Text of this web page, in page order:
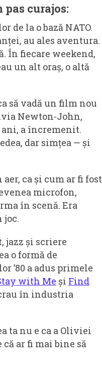
curajos:
de la o bază NATO.
au ales aventura.
În fiecare weekend,
un alt oraș, o altă
să vadă un film nou
Newton-John,
ani, a încremenit.
dar simțea — și
ca și cum ar fi fost
microfon,
în scenă. Era
joc.
jazz și scriere
o formă de
’80 a adus primele
with Me și Find
în industria
ta nu e ca a Oliviei
ar fi mai bine să